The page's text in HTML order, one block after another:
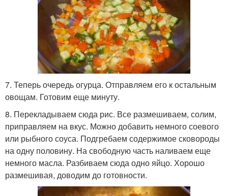
7. Теперь очередь огурца. Отправляем его к остальным
овощам. Готовим еще минуту.
8. Перекладываем сюда рис. Все размешиваем, солим,
приправляем на вкус. Можно добавить немного соевого
или рыбного соуса. Подгребаем содержимое сковороды
на одну половину. На свободную часть наливаем еще
немного масла. Разбиваем сюда одно яйцо. Хорошо
размешивая, доводим до готовности.